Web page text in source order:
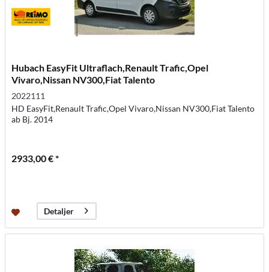
Hubach EasyFit Ultraflach,Renault Trafic,Opel
Vivaro,Nissan NV300,Fiat Talento
2022111
HD EasyFit,Renault Trafic,Opel Vivaro,Nissan NV300,Fiat Talento
ab Bj. 2014
2933,00 € *
Detaljer